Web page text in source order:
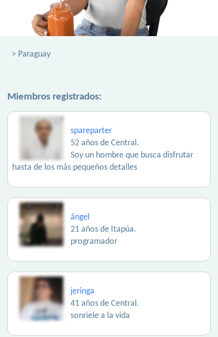
> Paraguay
Miembros registrados:
spareparter
52 años de Central.
Soy un hombre que busca disfrutar
hasta de los más pequeños detalles
ángel
21 años de Itapúa.
programador
jeringa
41 años de Central.
sonriele a la vida